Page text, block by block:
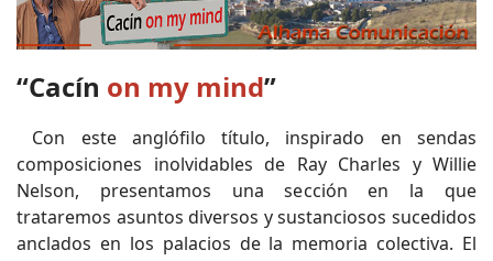
“Cacín on my mind”
Con este anglófilo título, inspirado en sendas
composiciones inolvidables de Ray Charles y Willie
Nelson, presentamos una sección en la que
trataremos asuntos diversos y sustanciosos sucedidos
anclados en los palacios de la memoria colectiva. El